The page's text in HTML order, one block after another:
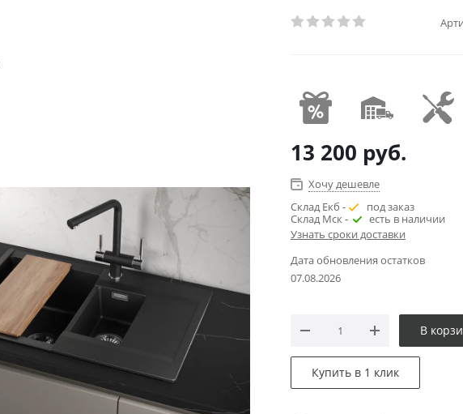
13 200 руб.
Хочу дешевле
Склад Екб -
под заказ
Склад Мск -
есть в наличии
Узнать сроки доставки
Дата обновления остатков
07.08.2026
В
Купить в 1 клик